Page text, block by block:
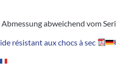
abweichend vom
résistant aux chocs à sec